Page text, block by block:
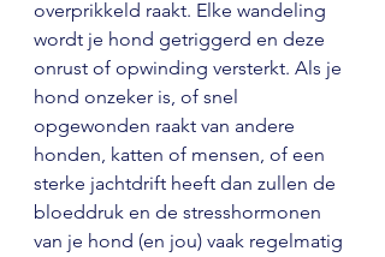
overprikkeld raakt. Elke wandeling
wordt je hond getriggerd en deze
onrust of opwinding versterkt. Als je
hond onzeker is, of snel
opgewonden raakt van andere
honden, katten of mensen, of een
sterke jachtdrift heeft dan zullen de
bloeddruk en de stresshormonen
van je hond (en jou) vaak regelmatig